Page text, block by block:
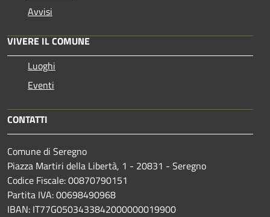
Avvisi
VIVERE IL COMUNE
Luoghi
Eventi
CONTATTI
Comune di Seregno
Piazza Martiri della Libertà, 1 - 20831 - Seregno
Codice Fiscale: 00870790151
Partita IVA: 00698490968
IBAN: IT77G0503433842000000019900